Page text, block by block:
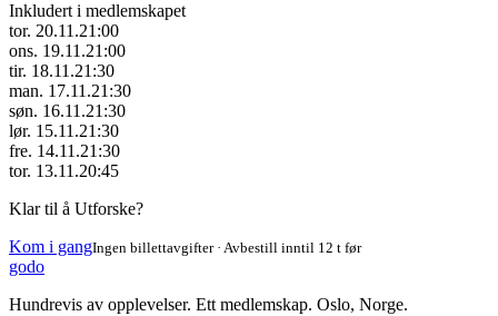
Inkludert i medlemskapet
tor. 20.11.21:00
ons. 19.11.21:00
tir. 18.11.21:30
man. 17.11.21:30
søn. 16.11.21:30
lør. 15.11.21:30
fre. 14.11.21:30
tor. 13.11.20:45
Klar til å Utforske?
Kom i gangIngen billettavgifter · Avbestill inntil 12 t før
godo
Hundrevis av opplevelser. Ett medlemskap. Oslo, Norge.